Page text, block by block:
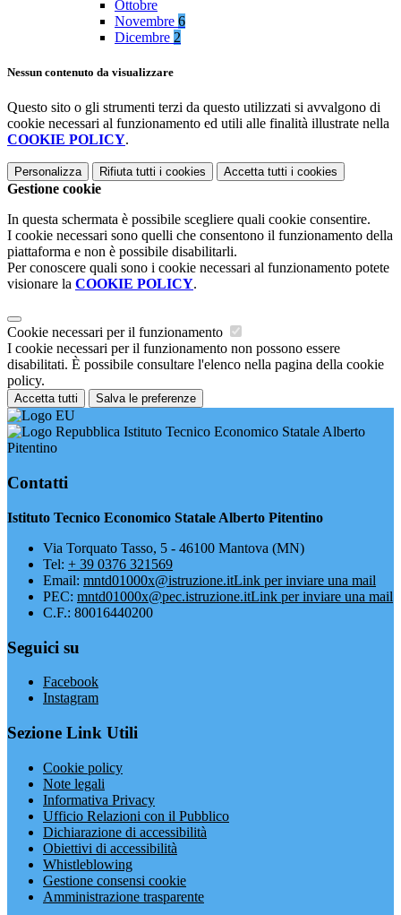
Ottobre
Novembre 6
Dicembre 2
Nessun contenuto da visualizzare
Questo sito o gli strumenti terzi da questo utilizzati si avvalgono di
cookie necessari al funzionamento ed utili alle finalità illustrate nella
COOKIE POLICY.
Personalizza Rifiuta tutti i cookies Accetta tutti i cookies
Gestione cookie
In questa schermata è possibile scegliere quali cookie consentire.
I cookie necessari sono quelli che consentono il funzionamento della
piattaforma e non è possibile disabilitarli.
Per conoscere quali sono i cookie necessari al funzionamento potete
visionare la COOKIE POLICY.
Cookie necessari per il funzionamento
I cookie necessari per il funzionamento non possono essere
disabilitati. È possibile consultare l'elenco nella pagina della cookie
policy.
Accetta tutti Salva le preferenze
Istituto Tecnico Economico Statale Alberto
Pitentino
Contatti
Istituto Tecnico Economico Statale Alberto Pitentino
Via Torquato Tasso, 5 - 46100 Mantova (MN)
Tel: + 39 0376 321569
Email: mntd01000x@istruzione.itLink per inviare una mail
PEC: mntd01000x@pec.istruzione.itLink per inviare una mail
C.F.: 80016440200
Seguici su
Facebook
Instagram
Sezione Link Utili
Cookie policy
Note legali
Informativa Privacy
Ufficio Relazioni con il Pubblico
Dichiarazione di accessibilità
Obiettivi di accessibilità
Whistleblowing
Gestione consensi cookie
Amministrazione trasparente